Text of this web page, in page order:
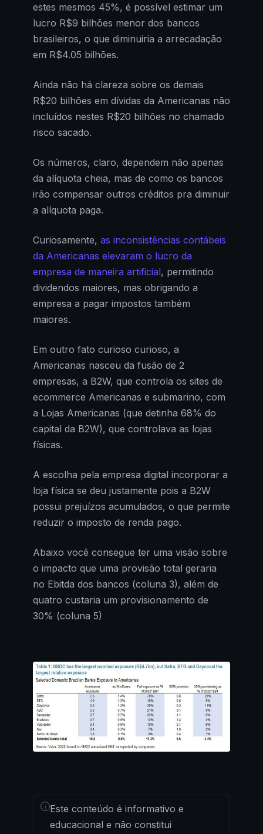
estes mesmos 45%, é possível estimar um
lucro R$9 bilhões menor dos bancos
brasileiros, o que diminuiria a arrecadação
em R$4.05 bilhões.
Ainda não há clareza sobre os demais
R$20 bilhões em dívidas da Americanas não
incluídos nestes R$20 bilhões no chamado
risco sacado.
Os números, claro, dependem não apenas
da alíquota cheia, mas de como os bancos
irão compensar outros créditos pra diminuir
a alíquota paga.
Curiosamente, as inconsistências contábeis
da Americanas elevaram o lucro da
empresa de maneira artificial, permitindo
dividendos maiores, mas obrigando a
empresa a pagar impostos também
maiores.
Em outro fato curioso curioso, a
Americanas nasceu da fusão de 2
empresas, a B2W, que controla os sites de
ecommerce Americanas e submarino, com
a Lojas Americanas (que detinha 68% do
capital da B2W), que controlava as lojas
físicas.
A escolha pela empresa digital incorporar a
loja física se deu justamente pois a B2W
possui prejuízos acumulados, o que permite
reduzir o imposto de renda pago.
Abaixo você consegue ter uma visão sobre
o impacto que uma provisão total geraria
no Ebitda dos bancos (coluna 3), além de
quatro custaria um provisionamento de
30% (coluna 5)
i Este conteúdo é informativo e
educacional e não constitui